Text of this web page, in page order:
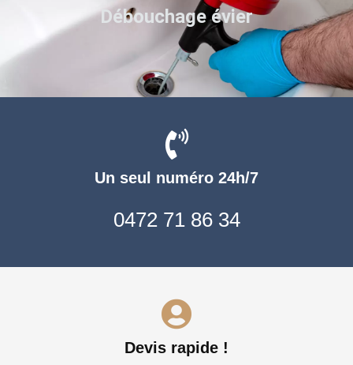
Un seul numéro 24h/7
0472 71 86 34
Devis rapide !
Débouchage évier